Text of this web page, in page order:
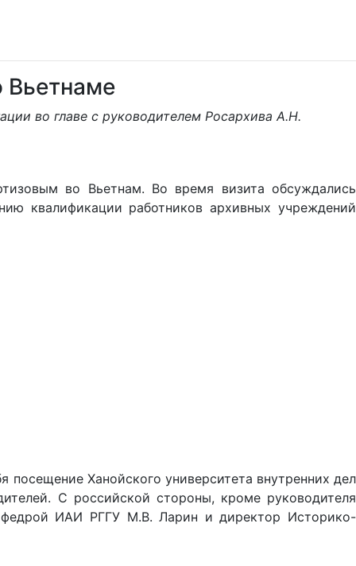
Вьетнаме
во главе с руководителем Росархива А.Н.
во Вьетнам. Во время визита обсуждались
квалификации работников архивных учреждений
посещение Ханойского университета внутренних дел
С российской стороны, кроме руководителя
ИАИ РГГУ М.В. Ларин и директор Историко-